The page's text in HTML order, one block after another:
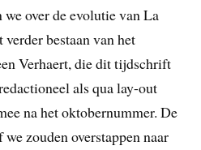
over de evolutie van La
bestaan van het
Verhaert, die dit tijdschrift
als qua lay-out
na het oktobernummer. De
zouden overstappen naar